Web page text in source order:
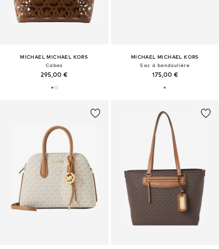
MICHAEL MICHAEL KORS
Cabas
295,00 €
MICHAEL MICHAEL KORS
Sac à bandoulière
175,00 €